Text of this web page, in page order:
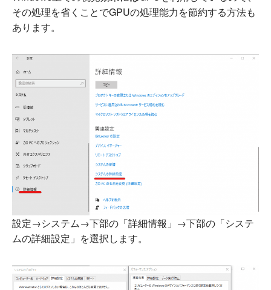
その処理を省くことでGPUの処理能力を節約する方法も
あります。
設定→システム→下部の「詳細情報」→下部の「システ
ムの詳細設定」を選択します。